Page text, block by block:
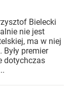
Bielecki
nie jest
ma w niej
premier
dotychczas